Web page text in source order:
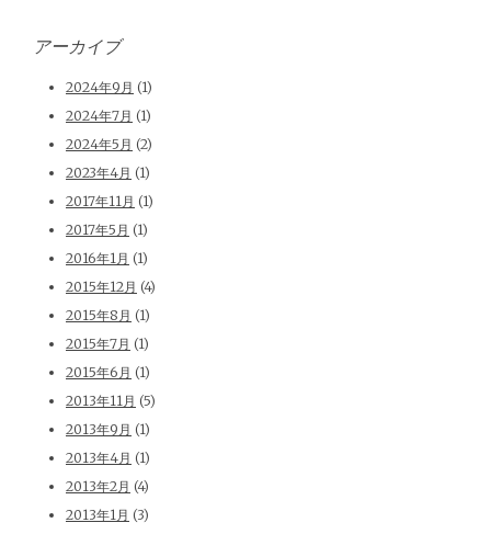
アーカイブ
2024年9月 (1)
2024年7月 (1)
2024年5月 (2)
2023年4月 (1)
2017年11月 (1)
2017年5月 (1)
2016年1月 (1)
2015年12月 (4)
2015年8月 (1)
2015年7月 (1)
2015年6月 (1)
2013年11月 (5)
2013年9月 (1)
2013年4月 (1)
2013年2月 (4)
2013年1月 (3)